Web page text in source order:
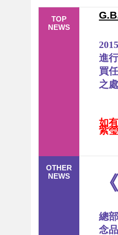
TOP
NEWS
2015
進
買
之
如
紫
OTHER
NEWS
總
念